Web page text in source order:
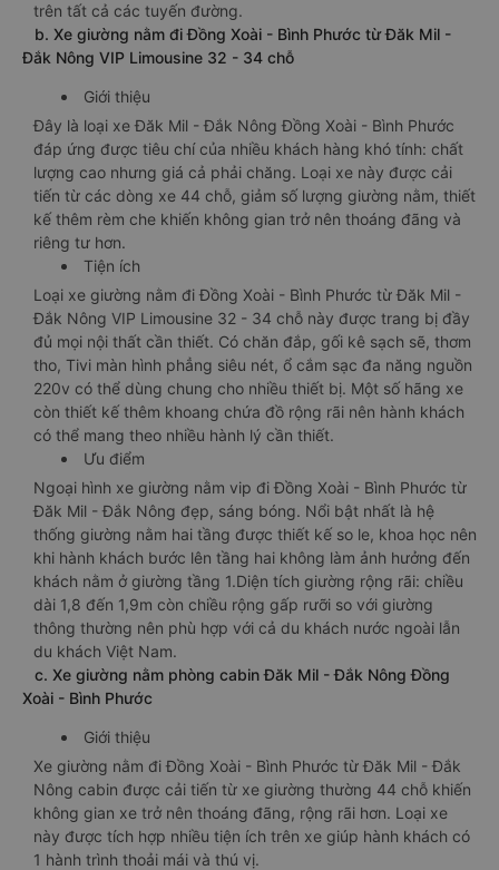
trên tất cả các tuyến đường.
b. Xe giường nằm đi Đồng Xoài - Bình Phước từ Đăk Mil -
Đắk Nông VIP Limousine 32 - 34 chỗ
Giới thiệu
Đây là loại xe Đăk Mil - Đắk Nông Đồng Xoài - Bình Phước
đáp ứng được tiêu chí của nhiều khách hàng khó tính: chất
lượng cao nhưng giá cả phải chăng. Loại xe này được cải
tiến từ các dòng xe 44 chỗ, giảm số lượng giường nằm, thiết
kế thêm rèm che khiến không gian trở nên thoáng đãng và
riêng tư hơn.
Tiện ích
Loại xe giường nằm đi Đồng Xoài - Bình Phước từ Đăk Mil -
Đắk Nông VIP Limousine 32 - 34 chỗ này được trang bị đầy
đủ mọi nội thất cần thiết. Có chăn đắp, gối kê sạch sẽ, thơm
tho, Tivi màn hình phẳng siêu nét, ổ cắm sạc đa năng nguồn
220v có thể dùng chung cho nhiều thiết bị. Một số hãng xe
còn thiết kế thêm khoang chứa đồ rộng rãi nên hành khách
có thể mang theo nhiều hành lý cần thiết.
Ưu điểm
Ngoại hình xe giường nằm vip đi Đồng Xoài - Bình Phước từ
Đăk Mil - Đắk Nông đẹp, sáng bóng. Nổi bật nhất là hệ
thống giường nằm hai tầng được thiết kế so le, khoa học nên
khi hành khách bước lên tầng hai không làm ảnh hưởng đến
khách nằm ở giường tầng 1.Diện tích giường rộng rãi: chiều
dài 1,8 đến 1,9m còn chiều rộng gấp rưỡi so với giường
thông thường nên phù hợp với cả du khách nước ngoài lẫn
du khách Việt Nam.
c. Xe giường nằm phòng cabin Đăk Mil - Đắk Nông Đồng
Xoài - Bình Phước
Giới thiệu
Xe giường nằm đi Đồng Xoài - Bình Phước từ Đăk Mil - Đắk
Nông cabin được cải tiến từ xe giường thường 44 chỗ khiến
không gian xe trở nên thoáng đãng, rộng rãi hơn. Loại xe
này được tích hợp nhiều tiện ích trên xe giúp hành khách có
1 hành trình thoải mái và thú vị.